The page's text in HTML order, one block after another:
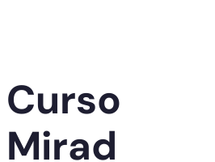
Curso
Mirad